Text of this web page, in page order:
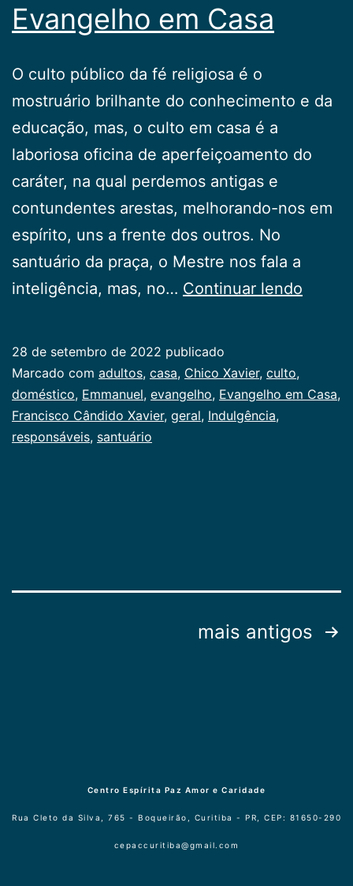
Evangelho em Casa
O culto público da fé religiosa é o
mostruário brilhante do conhecimento e da
educação, mas, o culto em casa é a
laboriosa oficina de aperfeiçoamento do
caráter, na qual perdemos antigas e
contundentes arestas, melhorando-nos em
espírito, uns a frente dos outros. No
santuário da praça, o Mestre nos fala a
inteligência, mas, no… Continuar lendo
28 de setembro de 2022 publicado
Categorizado
como
Publicogeral
Marcado com adultos, casa, Chico Xavier, culto,
doméstico, Emmanuel, evangelho, Evangelho em Casa,
Francisco Cândido Xavier, geral, Indulgência,
responsáveis, santuário
mais antigos
Centro Espírita Paz Amor e Caridade
Rua Cleto da Silva, 765 - Boqueirão, Curitiba - PR, CEP: 81650-290
cepaccuritiba@gmail.com